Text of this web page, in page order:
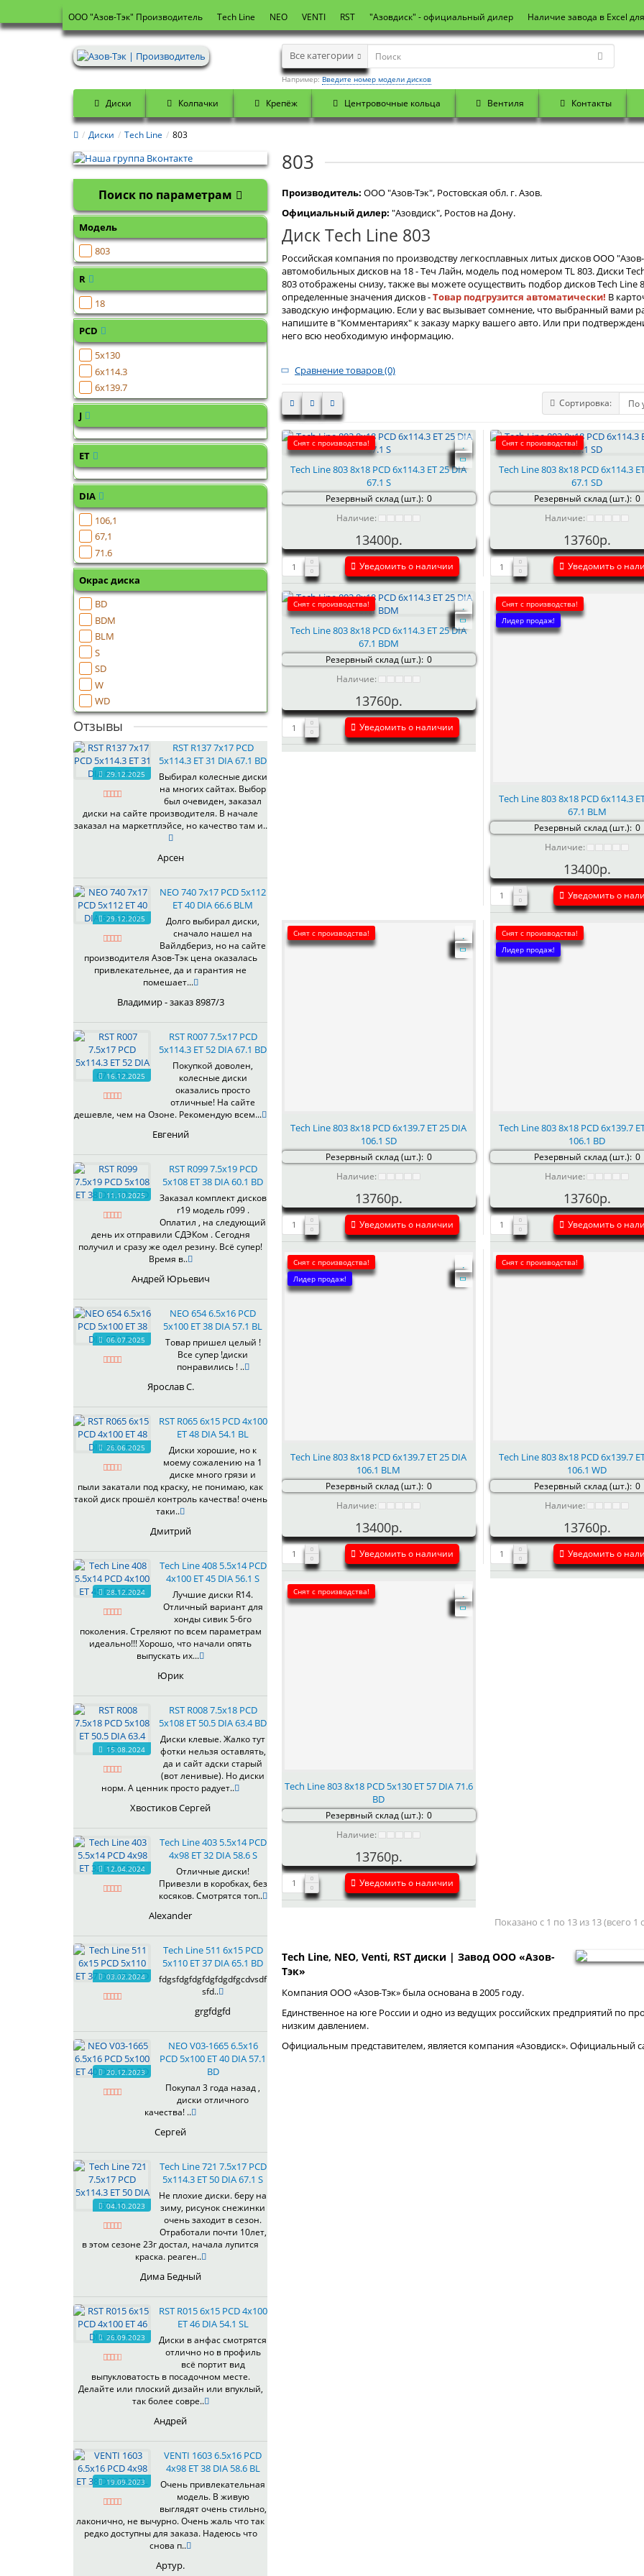
OOO "Азов-Тэк" Производитель Tech Line NEO VENTI RST "Азовдиск" - официальный дилер Наличие завода в Excel
Все категории
Например:Введите номер модели дисков
Диски Колпачки Крепёж Центровочные кольца Вентиля Контакты
Диски Tech Line 803
Поиск по параметрам
Модель
803
R
18
PCD
5x130
6x114.3
6x139.7
J
ET
DIA
106,1
67,1
71.6
Окрас диска
BD
BDM
BLM
S
SD
W
WD
Отзывы
29.12.2025
RST R137 7x17 PCD
5x114.3 ET 31 DIA 67.1 BD
Выбирал колесные диски
на многих сайтах. Выбор
был очевиден, заказал
диски на сайте производителя. В начале
заказал на маркетплэйсе, но качество там и..
Арсен
29.12.2025
NEO 740 7x17 PCD 5x112
ET 40 DIA 66.6 BLM
Долго выбирал диски,
сначало нашел на
Вайлдбериз, но на сайте
производителя Азов-Тэк цена оказалась
привлекательнее, да и гарантия не
помешает...
Владимир - заказ 8987/3
16.12.2025
RST R007 7.5x17 PCD
5x114.3 ET 52 DIA 67.1 BD
Покупкой доволен,
колесные диски
оказались просто
отличные! На сайте
дешевле, чем на Озоне. Рекомендую всем...
Евгений
11.10.2025
RST R099 7.5x19 PCD
5x108 ET 38 DIA 60.1 BD
Заказал комплект дисков
r19 модель r099 .
Оплатил , на следующий
день их отправили СДЭКом . Сегодня
получил и сразу же одел резину. Всё супер!
Время в..
Андрей Юрьевич
06.07.2025
NEO 654 6.5x16 PCD
5x100 ET 38 DIA 57.1 BL
Товар пришел целый !
Все супер !диски
понравились ! ..
Ярослав С.
26.06.2025
RST R065 6x15 PCD 4x100
ET 48 DIA 54.1 BL
Диски хорошие, но к
моему сожалению на 1
диске много грязи и
пыли закатали под краску, не понимаю, как
такой диск прошёл контроль качества! очень
таки..
Дмитрий
28.12.2024
Tech Line 408 5.5x14 PCD
4x100 ET 45 DIA 56.1 S
Лучшие диски R14.
Отличный вариант для
хонды сивик 5-6го
поколения. Стреляют по всем параметрам
идеально!!! Хорошо, что начали опять
выпускать их...
Юрик
15.08.2024
RST R008 7.5x18 PCD
5x108 ET 50.5 DIA 63.4 BD
Диски клевые. Жалко тут
фотки нельзя оставлять,
да и сайт адски старый
(вот ленивые). Но диски
норм. А ценник просто радует..
Хвостиков Сергей
12.04.2024
Tech Line 403 5.5x14 PCD
4x98 ET 32 DIA 58.6 S
Отличные диски!
Привезли в коробках, без
косяков. Смотрятся топ..
Alexander
03.02.2024
Tech Line 511 6x15 PCD
5x110 ET 37 DIA 65.1 BD
fdgsfdgfdgfdgfdgdfgcdvsdf
sfd..
grgfdgfd
20.12.2023
NEO V03-1665 6.5x16
PCD 5x100 ET 40 DIA 57.1
BD
Покупал 3 года назад ,
диски отличного
качества! ..
Сергей
04.10.2023
Tech Line 721 7.5x17 PCD
5x114.3 ET 50 DIA 67.1 S
Не плохие диски. беру на
зиму, рисунок снежинки
очень заходит в сезон.
Отработали почти 10лет,
в этом сезоне 23г достал, начала лупится
краска. реаген..
Дима Бедный
26.09.2023
RST R015 6x15 PCD 4x100
ET 46 DIA 54.1 SL
Диски в анфас смотрятся
отлично но в профиль
всё портит вид
выпукловатость в посадочном месте.
Делайте или плоский дизайн или впуклый,
так более совре..
Андрей
19.09.2023
VENTI 1603 6.5x16 PCD
4x98 ET 38 DIA 58.6 BL
Очень привлекательная
модель. В живую
выглядят очень стильно,
лаконично, не вычурно. Очень жаль что так
редко доступны для заказа. Надеюсь что
снова п..
Артур.
803
Производитель: OOO "Азов-Тэк", Ростовская обл. г. Азов.
Официальный дилер: "Азовдиск", Ростов на Дону.
Диск Tech Line 803
Российская компания по производству легкосплавных литых дисков ООО
автомобильных дисков на 18 - Теч Лайн, модель под номером TL 803. Диски
803 отображены снизу, также вы можете осуществить подбор дисков Tech Line
определенные значения дисков -Товар подгрузится автоматически! В
заводскую информацию. Если у вас вызывает сомнение, что выбранный вами
напишите в "Комментариях" к заказу марку вашего авто. Или при
него всю необходимую информацию.
Сравнение товаров (0)
Сортировка:
Снят с производства!
Tech Line 803 8x18 PCD 6x114.3 ET 25 DIA
67.1 S
Резервный склад (шт.): 0
Наличие:
13400р.
Уведомить о наличии
Снят с производства!
Tech Line 803 8x18 PCD 6x114.3
67.1 SD
Резервный склад (шт.): 0
Наличие:
13760р.
Уведомить о
Снят с производства!
Tech Line 803 8x18 PCD 6x114.3 ET 25 DIA
67.1 BDM
Резервный склад (шт.): 0
Наличие:
13760р.
Уведомить о наличии
Снят с производства!
Лидер продаж!
Tech Line 803 8x18 PCD 6x114.3
67.1 BLM
Резервный склад (шт.): 0
Наличие:
13400р.
Уведомить о
Снят с производства!
Tech Line 803 8x18 PCD 6x139.7 ET 25 DIA
106.1 SD
Резервный склад (шт.): 0
Наличие:
13760р.
Уведомить о наличии
Снят с производства!
Лидер продаж!
Tech Line 803 8x18 PCD 6x139.7
106.1 BD
Резервный склад (шт.): 0
Наличие:
13760р.
Уведомить о
Снят с производства!
Лидер продаж!
Tech Line 803 8x18 PCD 6x139.7 ET 25 DIA
106.1 BLM
Резервный склад (шт.): 0
Наличие:
13400р.
Уведомить о наличии
Снят с производства!
Tech Line 803 8x18 PCD 6x139.7
106.1 WD
Резервный склад (шт.): 0
Наличие:
13760р.
Уведомить о
Снят с производства!
Tech Line 803 8x18 PCD 5x130 ET 57 DIA 71.6
BD
Резервный склад (шт.): 0
Наличие:
13760р.
Уведомить о наличии
Показано с 1 по 13 из 13 (всего 1
Tech Line, NEO, Venti, RST диски | Завод ООО «Азов-
Тэк»
Компания ООО «Азов-Тэк» была основана в 2005 году.
Единственное на юге России и одно из ведущих российских предприятий по
низким давлением.
Официальным представителем, является компания «Азовдиск». Официальный